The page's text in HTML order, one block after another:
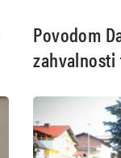
Povodom
umrlim